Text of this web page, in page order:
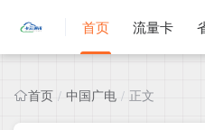
首页 流量卡
首页 / 中国广电 / 正文